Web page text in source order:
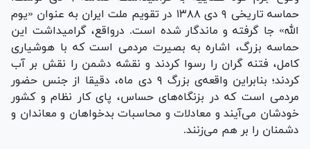
حماسه تاریخی ۹ دی ۱۳۸۸ در تقویم ملت ایران به عنوان «یوم
الله» جا گرفته و ماندگار شده است. درواقع، گرامیداشت این
حماسه بزرگ، اشاره به بصیرت مردمی است که با هوشیاری
کامل، فتنه گران را رسوا کردند و نقشه دشمن را نقش بر آب
کردند؛ بنابراین واقعه‌ی بزرگ ۹ دی ماه، دقیقا از جنس حضور
مردمی است که در بزنگاه‌های حساس، پای کار نظام و کشور
خودشان می‌آیند و معادلات و محاسبات بدخواهان و معاندان و
دشمنان را بر هم می‌زنند.